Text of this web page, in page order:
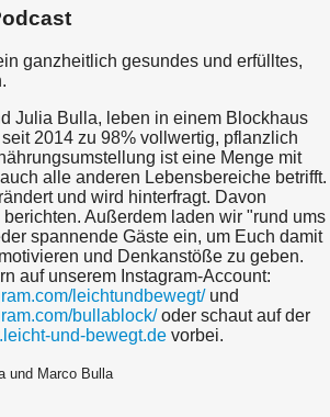
ganzheitlich gesundes und erfülltes,
Julia Bulla, leben in einem Blockhaus
2014 zu 98% vollwertig, pflanzlich
ist eine Menge mit
alle anderen Lebensbereiche betrifft.
und wird hinterfragt. Davon
Außerdem laden wir "rund ums
spannende Gäste ein, um Euch damit
und Denkanstöße zu geben.
auf unserem Instagram-Account:
leichtundbewegt/und
bullablock/oder schaut auf der
und-bewegt.de vorbei.
und Marco Bulla